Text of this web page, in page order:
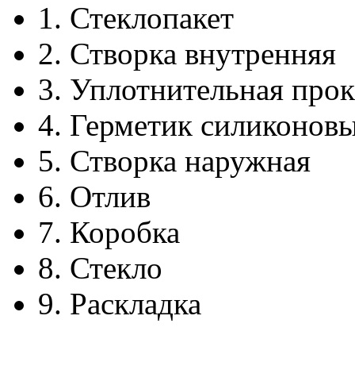
1. Стеклопакет
2. Створка внутренняя
3. Уплотнительная
4. Герметик
5. Створка наружная
6. Отлив
7. Коробка
8. Стекло
9. Раскладка